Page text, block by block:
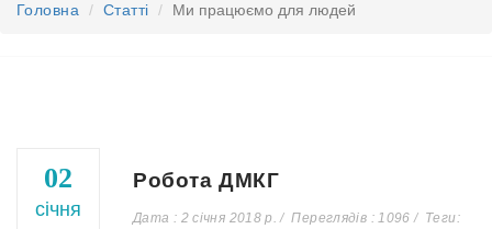
Головна Статті Ми працюємо для людей
02
січня
Робота ДМКГ
Дата : 2 січня 2018 р. Переглядів : 1096 Теги: